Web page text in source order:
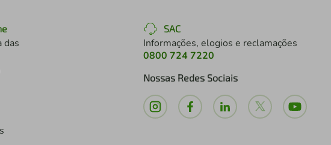
das
SAC
Informações, elogios e reclamações
0800 724 7220
Nossas Redes Sociais